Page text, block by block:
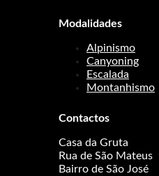
Modalidades
Alpinismo
Canyoning
Escalada
Montanhismo
Contactos
Casa da Gruta
Rua de São Mateus
Bairro de São José